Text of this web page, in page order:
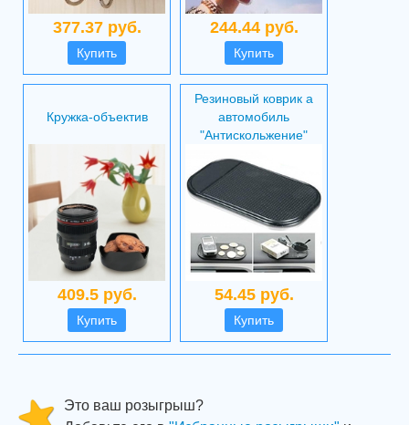
377.37 руб.
Купить
244.44 руб.
Купить
Кружка-объектив
409.5 руб.
Купить
Резиновый коврик а
автомобиль
"Антискольжение"
54.45 руб.
Купить
Это ваш розыгрыш?